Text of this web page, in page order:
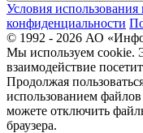
Условия использования
конфиденциальности
© 1992 - 2026 АО
Мы используем cookie.
взаимодействие
Продолжая
использованием
можете отключить
браузера.